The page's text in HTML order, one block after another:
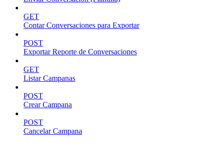
GET
Contar Conversaciones para Exportar
POST
Exportar Reporte de Conversaciones
GET
Listar Campanas
POST
Crear Campana
POST
Cancelar Campana